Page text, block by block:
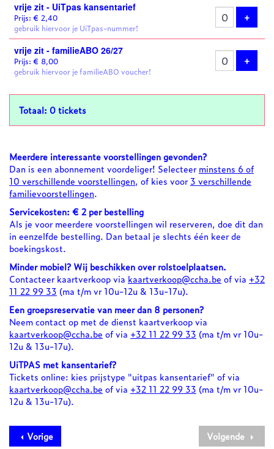
vrije zit - UiTpas kansentarief
Prijs: € 2,40
gebruik hiervoor je UiTpas-nummer!
+Voeg
vrije zit - familieABO 26/27
Prijs: € 8,00
gebruik hiervoor je familieABO voucher!
+Voeg
Totaal: 0 tickets
Meerdere interessante voorstellingen gevonden?
Dan is een abonnement voordeliger! Selecteerminstens 6 of
10 verschillende voorstellingen, of kies voor3 verschillende
familievoorstellingen.
Servicekosten: € 2 per bestelling
Als je voor meerdere voorstellingen wil reserveren, doe dit dan
in eenzelfde bestelling. Dan betaal je slechts één keer de
boekingskost.
Minder mobiel? Wij beschikken over rolstoelplaatsen.
Contacteer kaartverkoop via kaartverkoop@ccha.be of via +32
11 22 99 33 (ma t/m vr 10u-12u & 13u-17u).
Een groepsreservatie van meer dan 8 personen?
Neem contact op met de dienst kaartverkoop via
kaartverkoop@ccha.be of via +32 11 22 99 33 (ma t/m vr 10u-
12u & 13u-17u).
UiTPAS met kansentarief?
Tickets online: kies prijstype "uitpas kansentarief" of via
kaartverkoop@ccha.be of via +32 11 22 99 33 (ma t/m vr 10u-
12u & 13u-17u).
Vorige Volgende